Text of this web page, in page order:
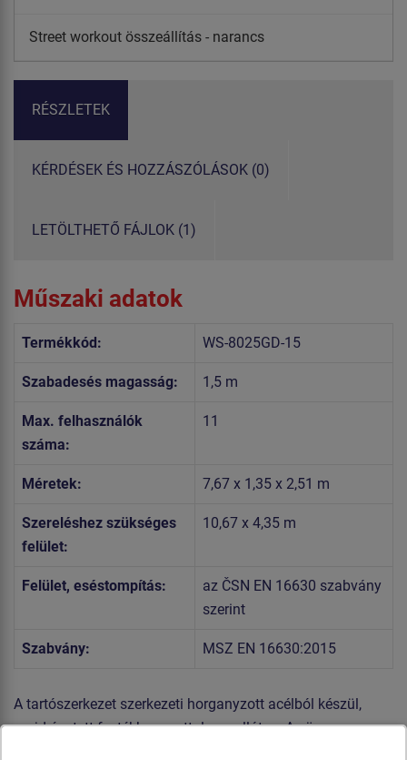
Street workout összeállítás - narancs
RÉSZLETEK
KÉRDÉSEK ÉS HOZZÁSZÓLÁSOK (0)
LETÖLTHETŐ FÁJLOK (1)
Műszaki adatok
Termékkód: WS-8025GD-15
Szabadesés magasság: 1,5 m
Max. felhasználók
száma:
11
Méretek: 7,67 x 1,35 x 2,51 m
Szereléshez szükséges
felület:
10,67 x 4,35 m
Felület, eséstompítás:
az ČSN EN 16630 szabvány
szerint
Szabvány: MSZ EN 16630:2015
A tartószerkezet szerkezeti horganyzott acélból készül,
majd égetett festékbevonattal van ellátva. Az összes